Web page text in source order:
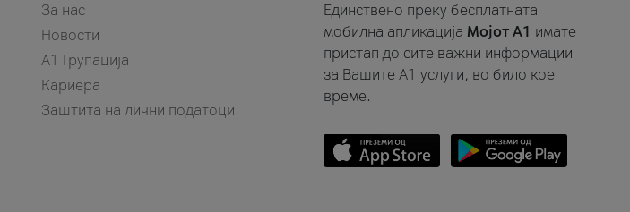
За нас
Новости
А1 Групација
Кариера
Заштита на лични податоци
Единствено преку бесплатната
мобилна апликација Мојот A1 имате
пристап до сите важни информации
за Вашите A1 услуги, во било кое
време.